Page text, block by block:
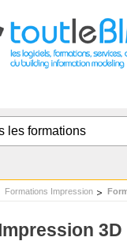
Formations Impression
3D